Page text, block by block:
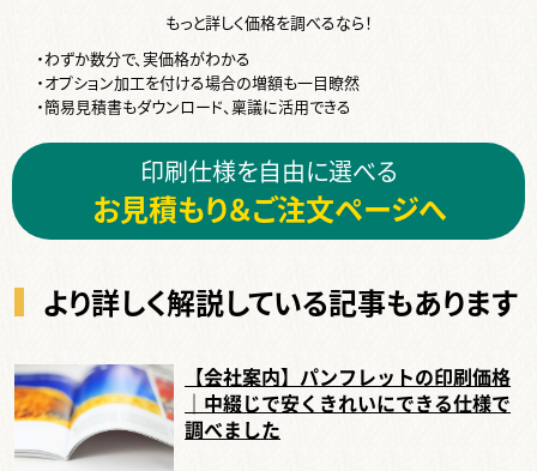
もっと詳しく価格を調べるなら！
・わずか数分で、実価格がわかる
・オプション加工を付ける場合の増額も一目瞭然
・簡易見積書もダウンロード、稟議に活用できる
印刷仕様を自由に選べる
お見積もり＆ご注文ページへ
より詳しく解説している記事もあります
【会社案内】パンフレットの印刷価格
｜中綴じで安くきれいにできる仕様で
調べました